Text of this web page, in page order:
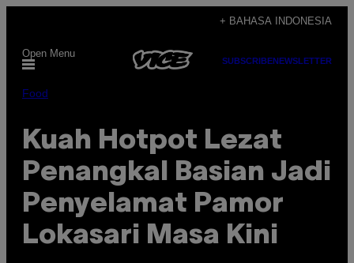
content
+ BAHASA INDONESIA
Open Menu
SUBSCRIBENEWSLETTER
Food
Kuah Hotpot Lezat
Penangkal Basian Jadi
Penyelamat Pamor
Lokasari Masa Kini